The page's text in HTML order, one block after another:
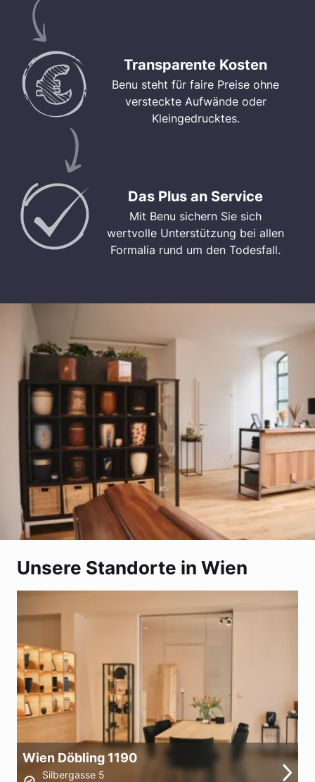
Transparente Kosten
Benu steht für faire Preise ohne
versteckte Aufwände oder
Kleingedrucktes.
Das Plus an Service
Mit Benu sichern Sie sich
wertvolle Unterstützung bei allen
Formalia rund um den Todesfall.
Unsere Standorte in Wien
Wien Döbling 1190
Silbergasse 5